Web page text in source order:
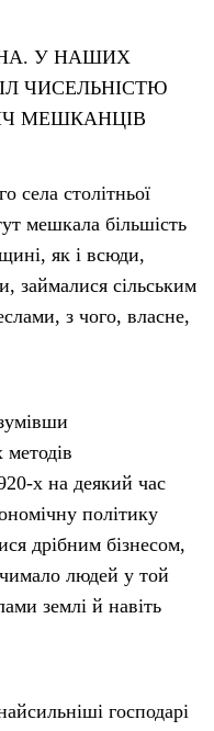
У НАШИХ
ЧИСЕЛЬНІСТЮ
МЕШКАНЦІВ
села столітньої
мешкала більшість
як і всюди,
займалися сільським
з чого, власне,
х на деякий час
політику
дрібним бізнесом,
людей у той
землі й навіть
господарі